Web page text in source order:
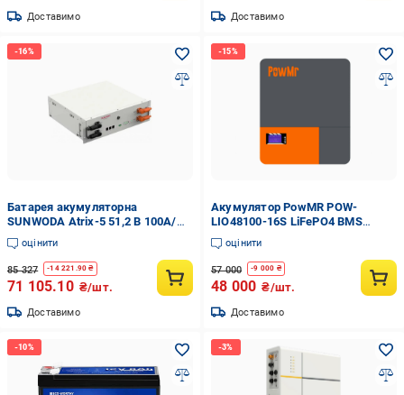
Доставимо Доставимо
Батарея акумуляторна
SUNWODA Atrix-5 51,2 В 100A/
год LiFePO4 5,12 кВТ/год IP20
6000 циклів (1361824-1C)
оцінити
85 327 -14 221.90 ₴
71 105.10 ₴/шт.
Доставимо
Акумулятор PowMR POW-
LIO48100-16S LiFePO4 BMS
48/51,2V 100 Ah (32966006)
оцінити
57 000 -9 000 ₴
48 000 ₴/шт.
Доставимо